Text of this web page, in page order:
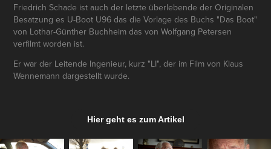
Friedrich Schade ist auch der letzte überlebende der Originalen
Besatzung es U-Boot U96 das die Vorlage des Buchs "Das Boot"
von Lothar-Günther Buchheim das von Wolfgang Petersen
verfilmt worden ist.
Er war der Leitende Ingenieur, kurz "LI", der im Film von Klaus
Wennemann dargestellt wurde.
Hier geht es zum Artikel